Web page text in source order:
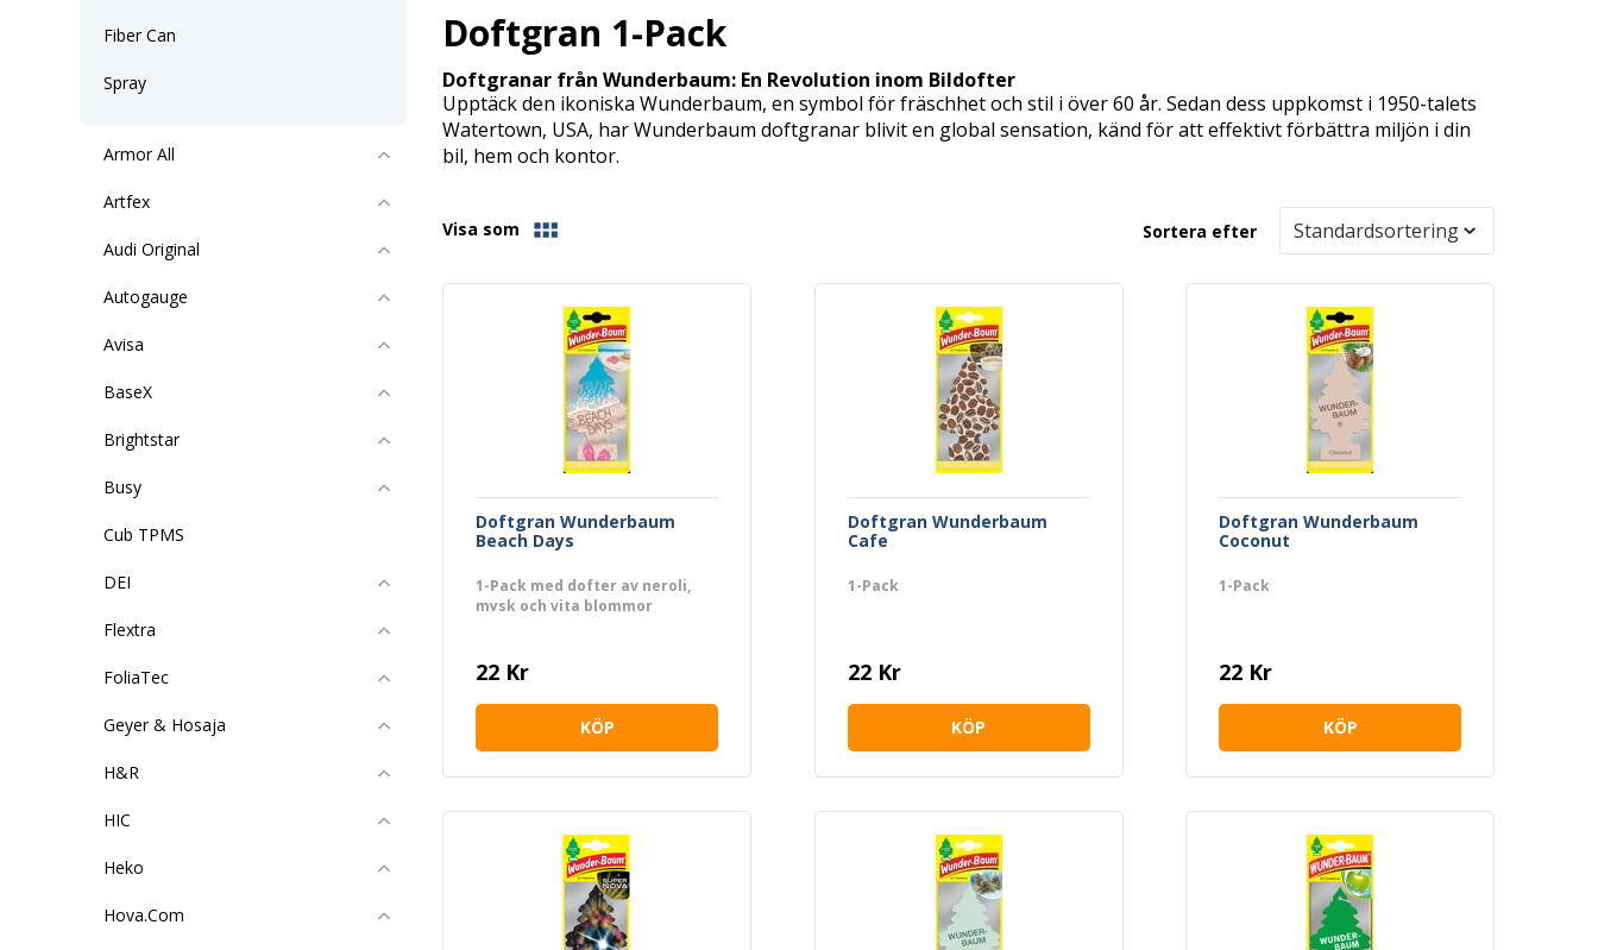
Fiber Can
Spray
Armor All
Artfex
Audi Original
Autogauge
Avisa
BaseX
Brightstar
Busy
Cub TPMS
DEI
Flextra
FoliaTec
Geyer & Hosaja
H&R
HIC
Heko
Hova.Com
Doftgran 1-Pack
Doftgranar från Wunderbaum: En Revolution inom Bildofter
Upptäck den ikoniska Wunderbaum, en symbol för fräschhet och stil i över 60 år. Sedan dess uppkomst i 1950-talets
Watertown, USA, har Wunderbaum doftgranar blivit en global sensation, känd för att effektivt förbättra miljön i din
bil, hem och kontor.
Visa som Sortera efter
Doftgran Wunderbaum
Beach Days
1-Pack med dofter av neroli,
mysk och vita blommor
22 Kr
KÖP
Doftgran Wunderbaum
Cafe
1-Pack
22 Kr
KÖP
Doftgran Wunderbaum
Coconut
1-Pack
22 Kr
KÖP